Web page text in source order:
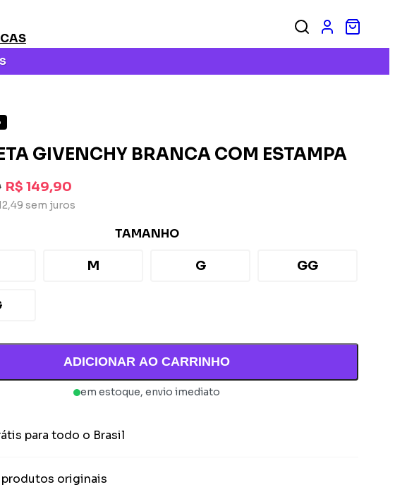
GIVENCHY BRANCA COM ESTAMPA
R$ 149,90
sem juros
TAMANHO
M G GG
ADICIONAR AO CARRINHO
em estoque, envio imediato
para todo o Brasil
produtos originais